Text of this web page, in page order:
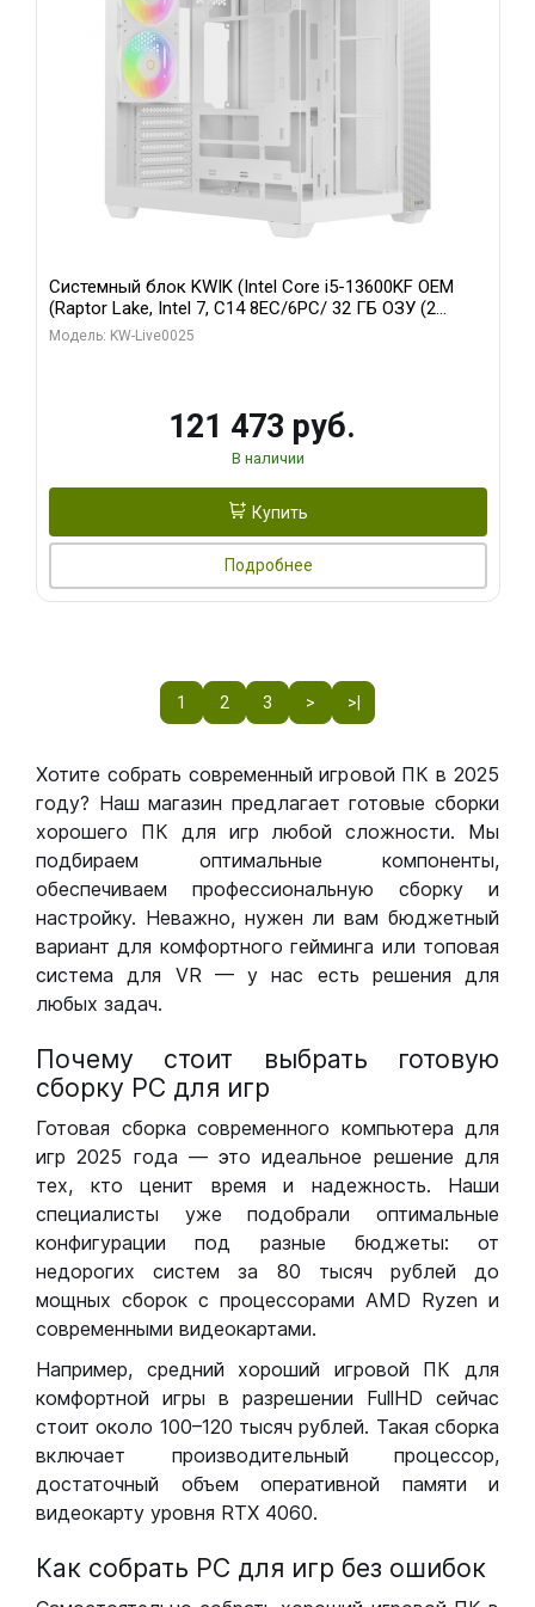
Системный блок KWIK (Intel Core i5-13600KF OEM
(Raptor Lake, Intel 7, C14 8EC/6PC/ 32 ГБ ОЗУ (2
модуля)/ Gigabyte RTX5060 WINDFORCE OC 8GB
Модель: KW-Live0025
121 473 руб.
В наличии
Купить
Подробнее
1 2 3 > >|
Хотите собрать современный игровой ПК в 2025
году? Наш магазин предлагает готовые сборки
хорошего ПК для игр любой сложности. Мы
подбираем оптимальные компоненты,
обеспечиваем профессиональную сборку и
настройку. Неважно, нужен ли вам бюджетный
вариант для комфортного гейминга или топовая
система для VR — у нас есть решения для
любых задач.
Почему стоит выбрать готовую
сборку РС для игр
Готовая сборка современного компьютера для
игр 2025 года — это идеальное решение для
тех, кто ценит время и надежность. Наши
специалисты уже подобрали оптимальные
конфигурации под разные бюджеты: от
недорогих систем за 80 тысяч рублей до
мощных сборок с процессорами AMD Ryzen и
современными видеокартами.
Например, средний хороший игровой ПК для
комфортной игры в разрешении FullHD сейчас
стоит около 100–120 тысяч рублей. Такая сборка
включает производительный процессор,
достаточный объем оперативной памяти и
видеокарту уровня RTX 4060.
Как собрать РС для игр без ошибок